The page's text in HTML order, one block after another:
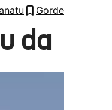
Azken berriak
Gorde
da